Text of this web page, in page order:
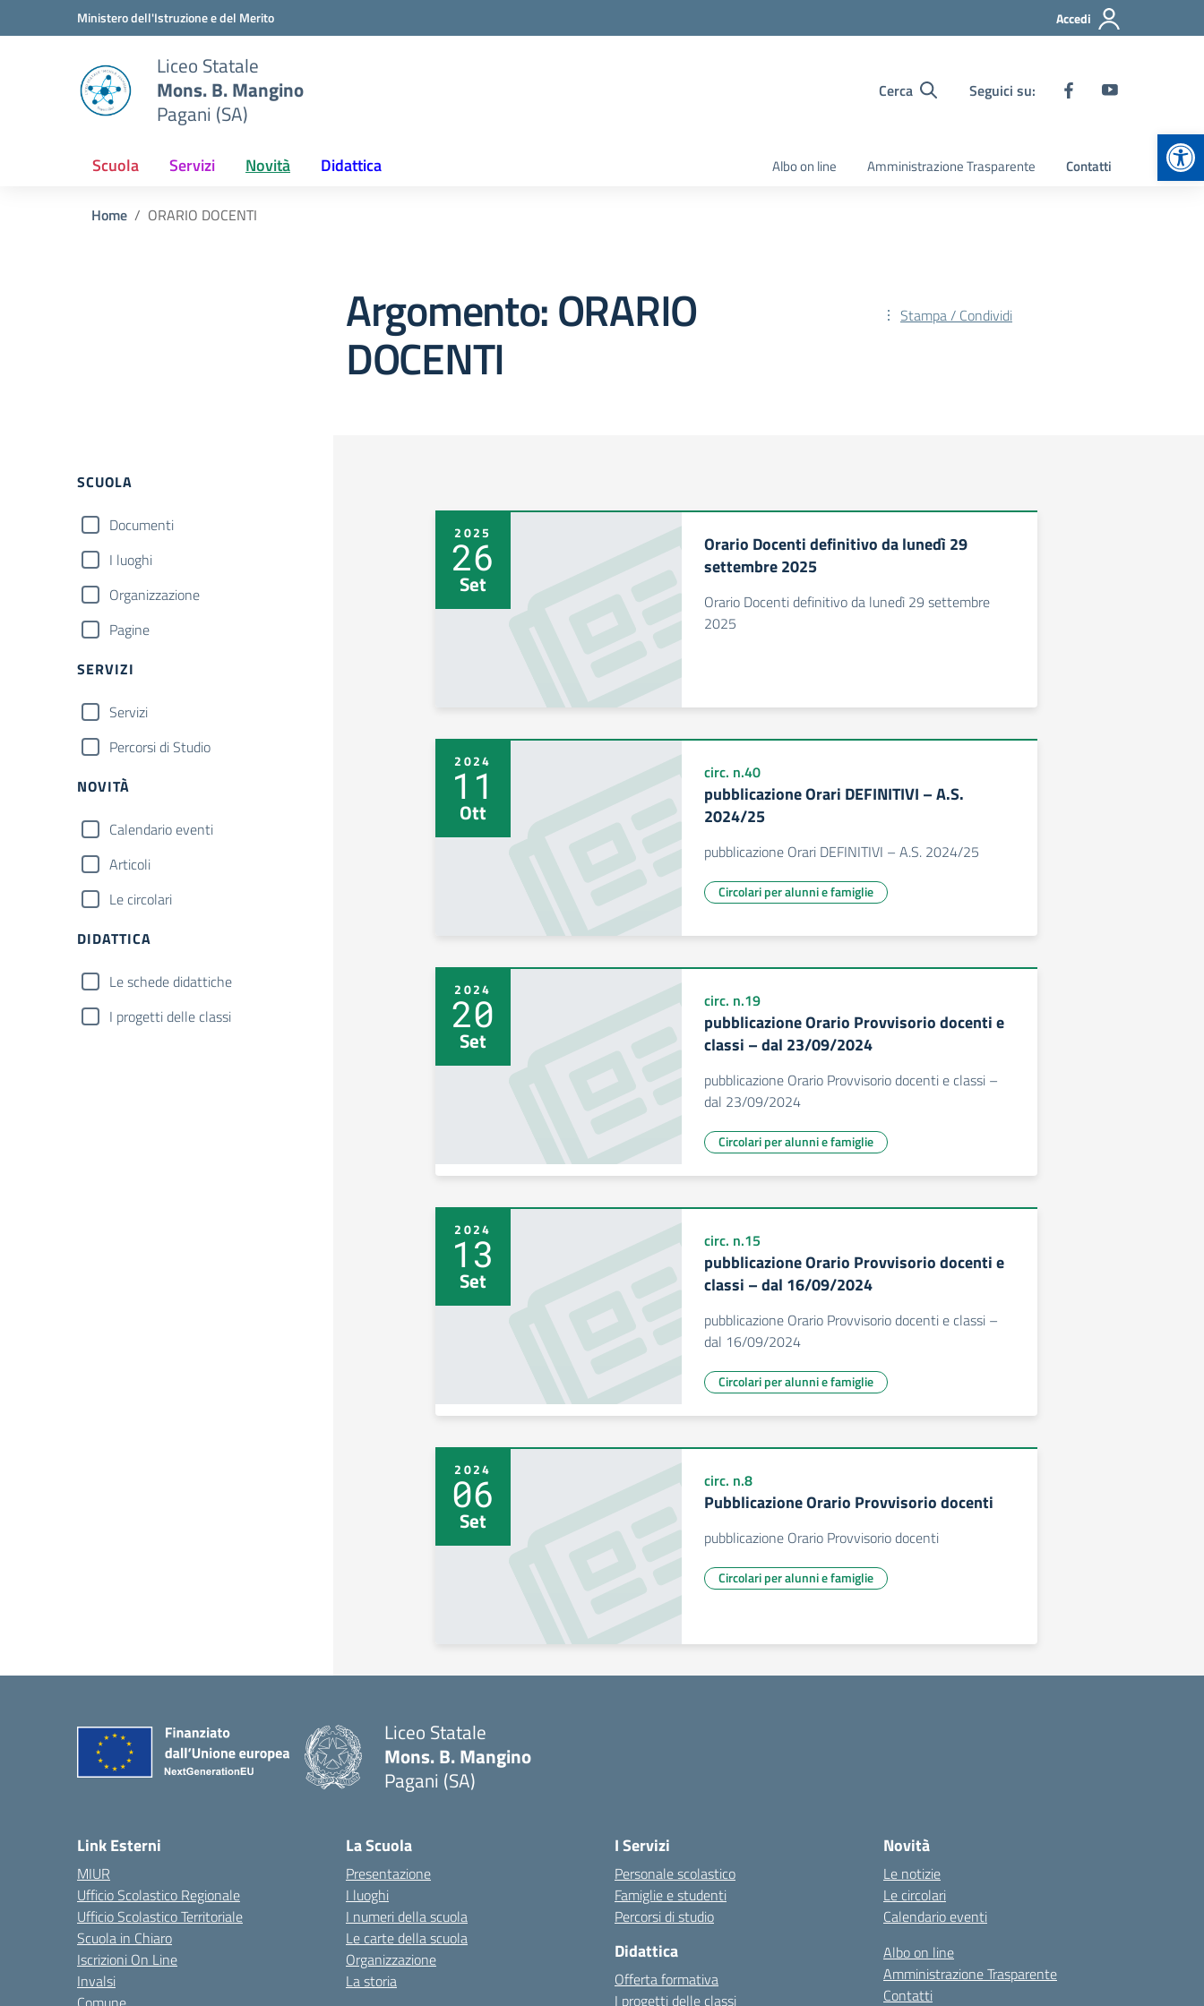
Vai ai contenuti
Vai al menu di navigazioneMinistero dell'Istruzione e del Merito Accedi
Liceo Statale
Mons. B. Mangino
Pagani (SA)
Cerca Seguici su:
Scuola Servizi Novità Didattica Albo on line Amministrazione Trasparente Contatti
Home ORARIO DOCENTI
Argomento: ORARIO
DOCENTI
Stampa / Condividi
Filtri
SCUOLA
Documenti
I luoghi
Organizzazione
Pagine
SERVIZI
Servizi
Percorsi di Studio
NOVITÀ
Calendario eventi
Articoli
Le circolari
DIDATTICA
Le schede didattiche
I progetti delle classi
2025
26
Set
Orario Docenti definitivo da lunedì 29
settembre 2025
Orario Docenti definitivo da lunedì 29 settembre
2025
2024
11
Ott
circ. n.40
pubblicazione Orari DEFINITIVI – A.S.
2024/25
pubblicazione Orari DEFINITIVI – A.S. 2024/25
Circolari per alunni e famiglie
2024
20
Set
circ. n.19
pubblicazione Orario Provvisorio docenti e
classi – dal 23/09/2024
pubblicazione Orario Provvisorio docenti e classi –
dal 23/09/2024
Circolari per alunni e famiglie
2024
13
Set
circ. n.15
pubblicazione Orario Provvisorio docenti e
classi – dal 16/09/2024
pubblicazione Orario Provvisorio docenti e classi –
dal 16/09/2024
Circolari per alunni e famiglie
2024
06
Set
circ. n.8
Pubblicazione Orario Provvisorio docenti
pubblicazione Orario Provvisorio docenti
Circolari per alunni e famiglie
Liceo Statale
Mons. B. Mangino
Pagani (SA)
Link Esterni
MIUR
Ufficio Scolastico Regionale
Ufficio Scolastico Territoriale
Scuola in Chiaro
Iscrizioni On Line
Invalsi
La Scuola
Presentazione
I luoghi
I numeri della scuola
Le carte della scuola
Organizzazione
La storia
I Servizi
Personale scolastico
Famiglie e studenti
Percorsi di studio
Didattica
Offerta formativa
I progetti delle classi
Novità
Le notizie
Le circolari
Calendario eventi
Albo on line
Amministrazione Trasparente
Contatti